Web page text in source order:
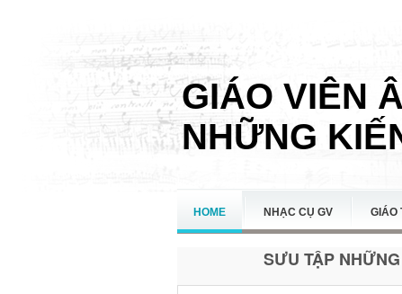
GIÁO VIÊN
NHỮNG
HOME NHẠC CỤ GV GIÁO
SƯU TẬP